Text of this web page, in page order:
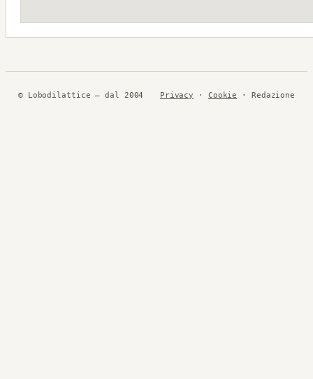
© Lobodilattice — dal 2004 Privacy · Cookie · Redazione